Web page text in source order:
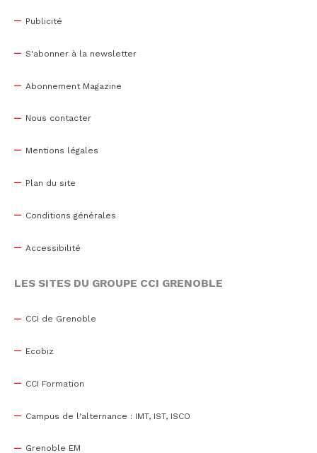
Publicité
S'abonner à la newsletter
Abonnement Magazine
Nous contacter
Mentions légales
Plan du site
Conditions générales
Accessibilité
LES SITES DU GROUPE CCI GRENOBLE
CCI de Grenoble
Ecobiz
CCI Formation
Campus de l'alternance : IMT, IST, ISCO
Grenoble EM